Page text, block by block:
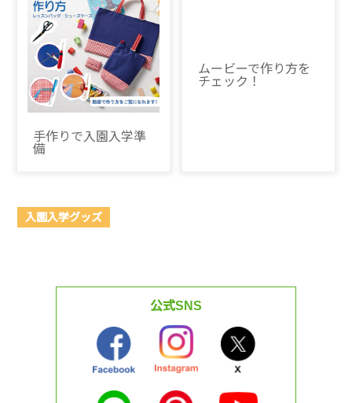
手作りで入園入学準
備
ムービーで作り方を
チェック！
入園入学グッズ
公式SNS